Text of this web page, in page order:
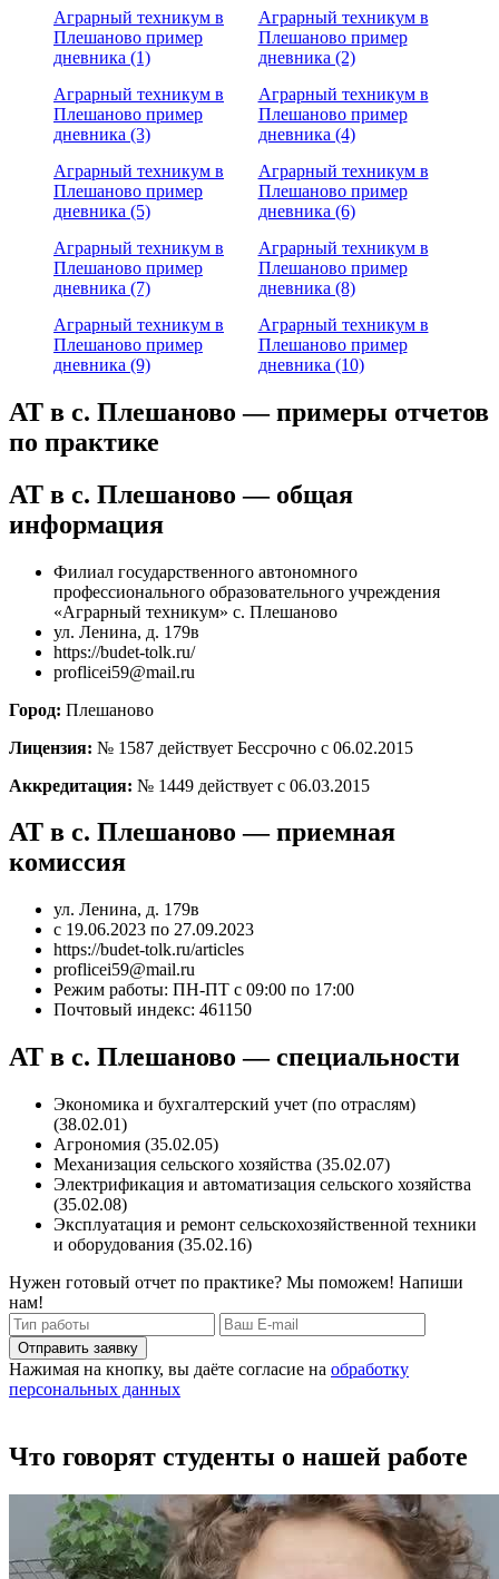
Аграрный техникум в
Плешаново пример
дневника (1)
Аграрный техникум в
Плешаново пример
дневника (2)
Аграрный техникум в
Плешаново пример
дневника (3)
Аграрный техникум в
Плешаново пример
дневника (4)
Аграрный техникум в
Плешаново пример
дневника (5)
Аграрный техникум в
Плешаново пример
дневника (6)
Аграрный техникум в
Плешаново пример
дневника (7)
Аграрный техникум в
Плешаново пример
дневника (8)
Аграрный техникум в
Плешаново пример
дневника (9)
Аграрный техникум в
Плешаново пример
дневника (10)
АТ в с. Плешаново — примеры отчетов
по практике
АТ в с. Плешаново — общая
информация
Филиал государственного автономного
профессионального образовательного учреждения
«Аграрный техникум» с. Плешаново
ул. Ленина, д. 179в
https://budet-tolk.ru/
proflicei59@mail.ru
Город: Плешаново
Лицензия: № 1587 действует Бессрочно с 06.02.2015
Аккредитация: № 1449 действует с 06.03.2015
АТ в с. Плешаново — приемная
комиссия
ул. Ленина, д. 179в
с 19.06.2023 по 27.09.2023
https://budet-tolk.ru/articles
proflicei59@mail.ru
Режим работы: ПН-ПТ с 09:00 по 17:00
Почтовый индекс: 461150
АТ в с. Плешаново — специальности
Экономика и бухгалтерский учет (по отраслям)
(38.02.01)
Агрономия (35.02.05)
Механизация сельского хозяйства (35.02.07)
Электрификация и автоматизация сельского хозяйства
(35.02.08)
Эксплуатация и ремонт сельскохозяйственной техники
и оборудования (35.02.16)
Нужен готовый отчет по практике? Мы поможем! Напиши
нам!
Отправить заявку
Нажимая на кнопку, вы даёте согласие на обработку
персональных данных
Что говорят студенты о нашей работе